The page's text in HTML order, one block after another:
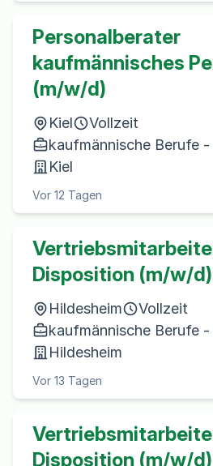
Personalberater
kaufmännisches
(m/w/d)
Kiel
Vollzeit
kaufmännische Berufe
Kiel
Vor 12 Tagen
Disposition (m/w/d)
Hildesheim
Vollzeit
kaufmännische Berufe
Hildesheim
Vor 13 Tagen
Disposition (m/w/d)